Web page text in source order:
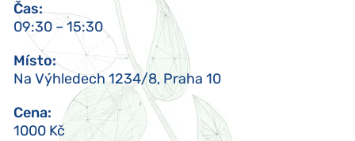
Čas:
09:30 – 15:30
Místo:
Na Výhledech 1234/8, Praha 10
Cena:
1000 Kč